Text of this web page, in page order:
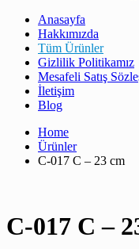
Anasayfa
Hakkımızda
Tüm Ürünler
Gizlilik Politikamız
Mesafeli Satış
İletişim
Blog
Home
Ürünler
C-017 C – 23 cm
C-017 C –